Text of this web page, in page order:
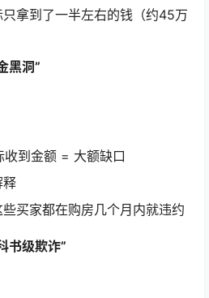
拿到了一半左右的钱（约45万
黑洞”
到金额 = 大额缺口
释
买家都在购房几个月内就违约
书级欺诈”